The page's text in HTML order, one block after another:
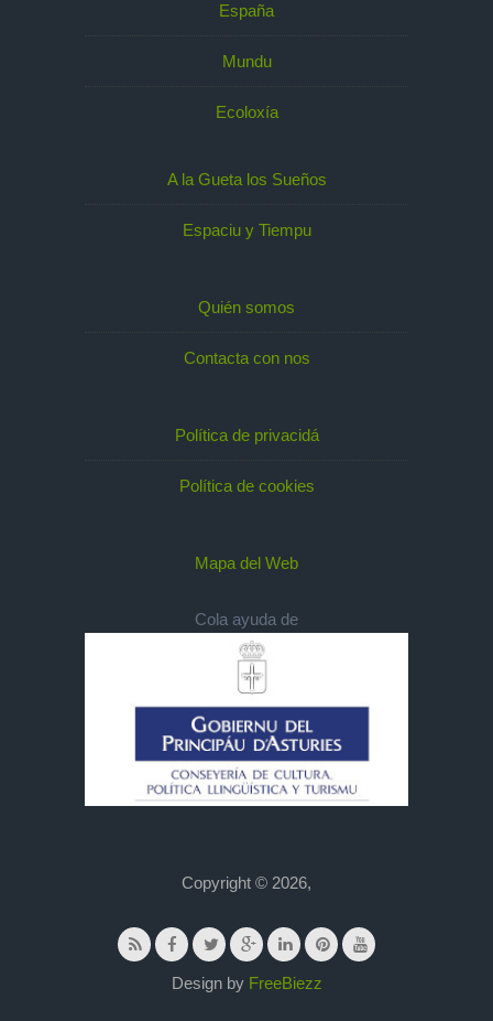
España
Mundu
Ecoloxía
A la Gueta los Sueños
Espaciu y Tiempu
Quién somos
Contacta con nos
Política de privacidá
Política de cookies
Mapa del Web
Cola ayuda de
Copyright © 2026,
Design by FreeBiezz